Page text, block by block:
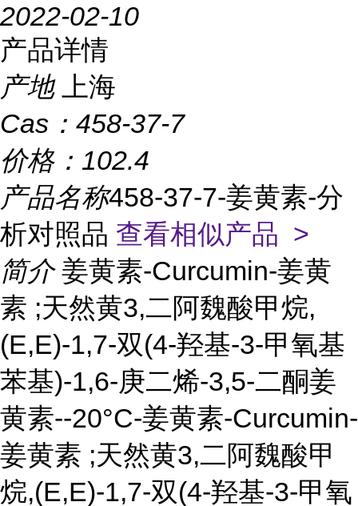
2022-02-10
产品详情
产地
上海
Cas： 458-37-7
价格： 102.4
产品名称458-37-7-姜黄素-分
析对照品 查看相似产品 >
简介 姜黄素-Curcumin-姜黄
素 ;天然黄3,二阿魏酸甲烷,
(E,E)-1,7-双(4-羟基-3-甲氧基
苯基)-1,6-庚二烯-3,5-二酮姜
黄素--20°C-姜黄素-Curcumin-
姜黄素 ;天然黄3,二阿魏酸甲
烷,(E,E)-1,7-双(4-羟基-3-甲氧